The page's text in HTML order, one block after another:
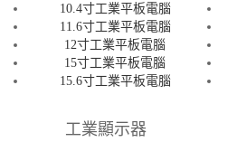
10.4寸工業平板電腦
11.6寸工業平板電腦
12寸工業平板電腦
15寸工業平板電腦
15.6寸工業平板電腦
工業顯示器